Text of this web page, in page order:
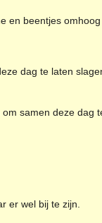
en beentjes omhoog
dag te laten
samen deze dag
er wel bij te zijn.